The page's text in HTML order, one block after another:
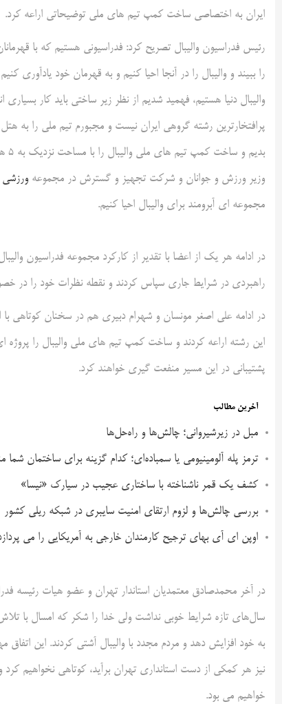
ایران به اختصاصی ساخت کمپ تیم های ملی توضیحاتی اراعه کرد.
رئیس فدراسیون والیبال تصریح کرد: فدراسیونی هستیم که با
را ببیند و والیبال را در آنجا احیا کنیم و به قهرمان خود
والیبال دنیا هستیم، فهمید شدیم از نظر زیر ساختی باید کار
پرافتخارترین رشته گروهی ایران نیست و مجبورم تیم ملی را به
وزیر ورزش و جوانان و شرکت تجهیز و گسترش در مجموعهورزشی
مجموعه ای آبرومند برای والیبال احیا کنیم.
راهبردی در شرایط جاری سپاس کردند و نقطه نظرات خود را در
در ادامه علی اصغر مونسان و شهرام دبیری هم در سخنان کوتاهی با
این رشته اراعه کردند و ساخت کمپ تیم های ملی والیبال را
پشتیبانی در این مسیر منفعت گیری خواهند کرد.
آخرین مطالب
مبل در زیرشیروانی؛ چالش‌ها و راه‌حل‌ها
ترمز پله آلومینیومی یا سمباده‌ای؛ کدام گزینه برای ساختمان
کشف یک قمر ناشناخته با ساختاری عجیب در سیارک «نیسا»
بررسی چالش‌ها و لزوم ارتقای امنیت سایبری در شبکه ریلی کشور
اوپن ای آی بهای ترجیح کارمندان خارجی به آمریکایی را می
در آخر محمدصادق معتمدیان استاندار تهران و عضو هیات رئیسه
سال‌های تازه شرایط خوبی نداشت ولی خدا را شکر که امسال با
به خود افزایش دهد و مردم مجدد با والیبال آشتی کردند. این
نیز هر کمکی از دست استانداری تهران برآید، کوتاهی نخواهیم
خواهیم می بود.